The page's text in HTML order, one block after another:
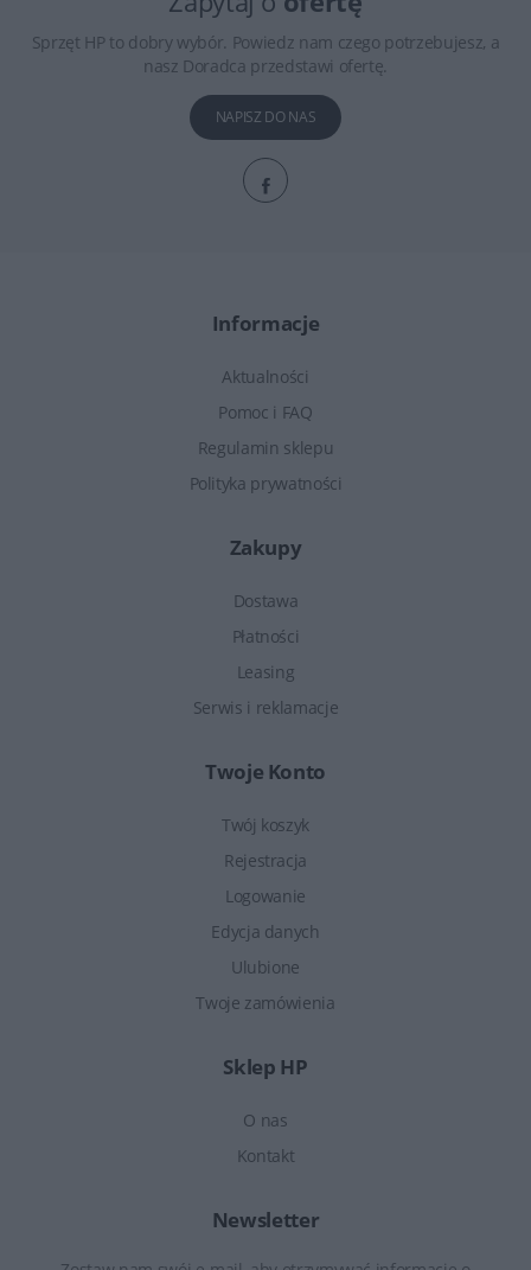
Sprzęt HP to dobry wybór. Powiedz nam czego potrzebujesz, a
nasz Doradca przedstawi ofertę.
NAPISZ DO NAS
Informacje
Aktualności
Pomoc i FAQ
Regulamin sklepu
Polityka prywatności
Zakupy
Dostawa
Płatności
Leasing
Serwis i reklamacje
Twoje Konto
Twój koszyk
Rejestracja
Logowanie
Edycja danych
Ulubione
Twoje zamówienia
Sklep HP
O nas
Kontakt
Newsletter